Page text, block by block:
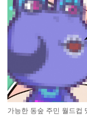
가능한 동숲 주민 월드컵